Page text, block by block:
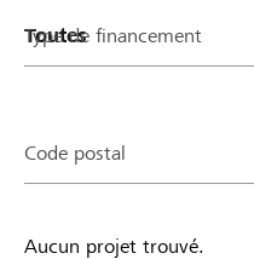
Type de financement
Code postal
Aucun projet trouvé.